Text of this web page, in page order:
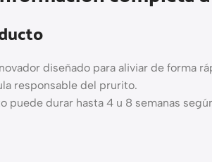
diseñado para aliviar de forma
responsable del prurito.
puede durar hasta 4 u 8 semanas